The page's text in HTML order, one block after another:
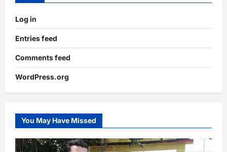
Log in
Entries feed
Comments feed
WordPress.org
You May Have Missed